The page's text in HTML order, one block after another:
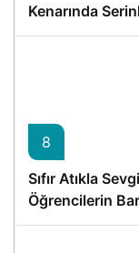
Kenarında
8
Sıfır Atıkla
Öğrencilerin
Proje